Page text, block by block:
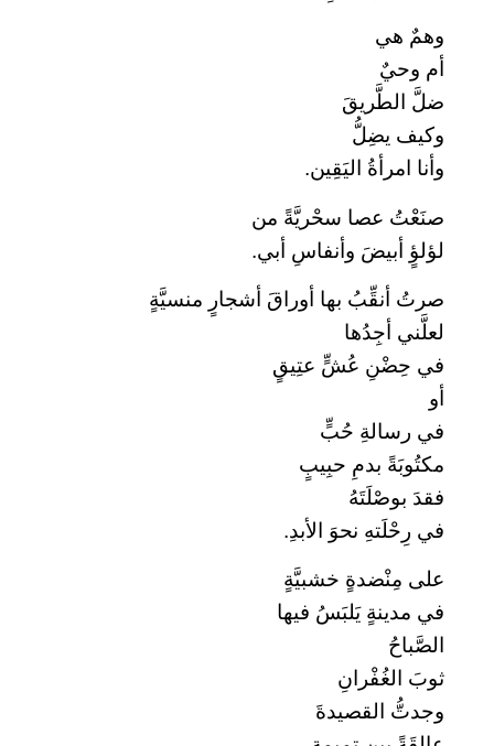
وهمٌ هي
أم وحيٌ
ضلَّ الطَّريقَ
وكيف يضِلُّ
وأنا امرأةُ اليَقِين.
صنَعْتُ عصا سحْريَّةً من
لؤلؤٍ أبيضَ وأنفاسِ أبي.
صرتُ أنقِّبُ بها أوراقَ أشجارٍ منسيَّةٍ
لعلَّني أجِدُها
في حِضْنِ عُشٍّ عتِيقٍ
أو
في رسالةِ حُبٍّ
مكتُوبَةً بدمِ حبِيبٍ
فقدَ بوصْلَتَهُ
في رِحْلَتهِ نحوَ الأبدِ.
على مِنْضدةٍ خشبيَّةٍ
في مدينةٍ يَلبَسُ فيها
الصَّباحُ
ثوبَ الغُفْرانِ
وجدتُّ القصيدةَ